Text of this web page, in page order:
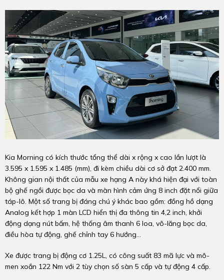
Kia Morning có kích thước tổng thể dài x rộng x cao lần lượt là
3.595 x 1.595 x 1.485 (mm), đi kèm chiều dài cơ sở đạt 2.400 mm.
Không gian nội thất của mẫu xe hạng A này khá hiện đại với toàn
bộ ghế ngồi được bọc da và màn hình cảm ứng 8 inch đặt nổi giữa
táp-lô. Một số trang bị đáng chú ý khác bao gồm: đồng hồ dạng
Analog kết hợp 1 màn LCD hiển thị đa thông tin 4,2 inch, khởi
động dạng nút bấm, hệ thống âm thanh 6 loa, vô-lăng bọc da,
điều hòa tự động, ghế chỉnh tay 6 hướng...
Xe được trang bị động cơ 1.25L, có công suất 83 mã lực và mô-
men xoắn 122 Nm với 2 tùy chọn số sàn 5 cấp và tự động 4 cấp.